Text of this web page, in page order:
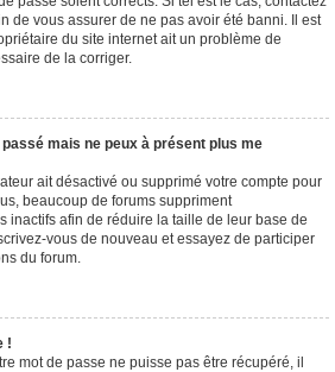
de vous assurer de ne pas avoir été banni. Il est
du site internet ait un problème de
de la corriger.
mais ne peux à présent plus me
ait désactivé ou supprimé votre compte pour
beaucoup de forums suppriment
inactifs afin de réduire la taille de leur base de
vous de nouveau et essayez de participer
du forum.
!
mot de passe ne puisse pas être récupéré, il